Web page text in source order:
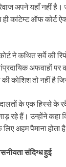
अपने यहाँ नहीं
कांटेम्ट ऑफ कोर्ट
ने कथित सर्वे की
अफवाहों
कोशिश तो नहीं है
के एक हिस्से के
रहे हैं। उन्होंने
अहम पैमाना होता
संदिग्ध हुई